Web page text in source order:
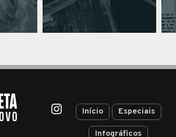
Início Especiais
Infográficos